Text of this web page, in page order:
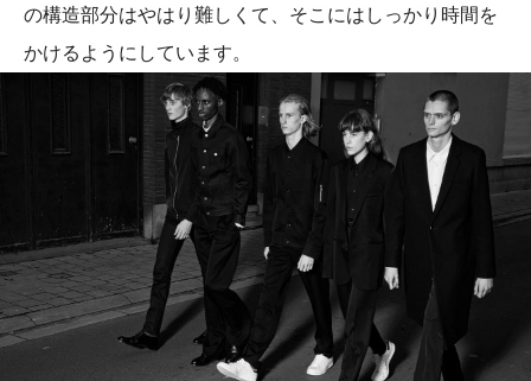
の構造部分はやはり難しくて、そこにはしっかり時間を
かけるようにしています。